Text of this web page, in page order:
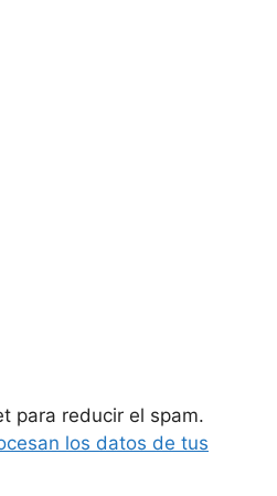
para reducir el spam.
los datos de tus